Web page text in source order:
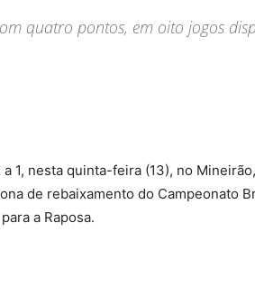
quatro pontos, em oito jogos
1, nesta quinta-feira (13), no
de rebaixamento do Campeonato
a Raposa.